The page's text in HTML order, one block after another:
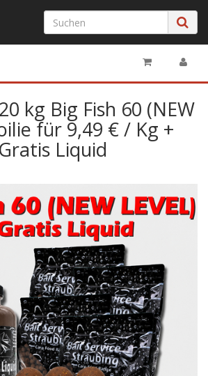
kg Big Fish 60 (NEW
für 9,49 € / Kg +
Gratis Liquid